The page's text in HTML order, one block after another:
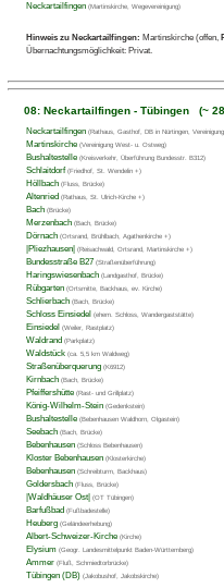
Neckartailfingen (Martinskirche, Wegevereinigung)
Hinweis zu Neckartailfingen: Martinskirche (offen,
Übernachtungsmöglichkeit: Privat.
08: Neckartailfingen - Tübingen (~
Neckartailfingen (Rathaus, Gasthof, DB in Nürtingen,
Martinskirche (Vereinigung West- u. Ostweg)
Bushaltestelle (Kreisverkehr, Überführung Bundesstr. B312)
Schlaitdorf(Friedhof, St. Wendelin +)
Höllbach (Fluss, Brücke)
Altenried (Rathaus, St. Ulrich-Kirche +)
Bach (Brücke)
Merzenbach (Bach, Brücke)
Dörnach (Ortsrand, Brühlbach, Agathenkirche +)
|Pliezhausen|
(Reisachwald, Ortsrand, Martinskirche +)
Bundesstraße B27 (Straßenüberführung)
Haringswiesenbach (Landgasthof, Brücke)
Rübgarten (Ortsmitte, Backhaus, ev. Kirche)
Schlierbach (Bach, Brücke)
Schloss Einsiedel
(ehem. Schloss, Wandergaststätte)
Einsiedel
(Weiler, Rastplatz)
Waldrand (Parkplatz)
Waldstück (ca. 5,5 km Waldweg)
Straßenüberquerung (K6912)
Kirnbach (Bach, Brücke)
Pfeiffershütte (Rast- und Grillplatz)
König-Wilhelm-Stein (Gedenkstein)
Bushaltestelle (Bebenhausen Waldhorn, Olgastein)
Seebach (Bach, Brücke)
Bebenhausen (Schloss Bebenhausen)
Kloster Bebenhausen (Klosterkirche)
Bebenhausen (Schreibturm, Backhaus)
Goldersbach (Fluss, Brücke)
|Waldhäuser Ost|
(OT Tübingen)
Barfußbad (Fußbadestelle)
Heuberg (Geländeerhebung)
Albert-Schweizer-Kirche (Kirche)
Elysium (Geogr. Landesmittelpunkt Baden-Württemberg)
Ammer (Fluß, Schmiedtorbrücke)
Tübingen (DB) (Jakobushof, Jakobskirche)